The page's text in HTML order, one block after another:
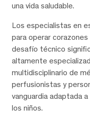
una vida saludable.
Los especialistas en
para operar
desafío técnico
altamente
multidisciplinario de
perfusionistas y
vanguardia adaptada
los niños.